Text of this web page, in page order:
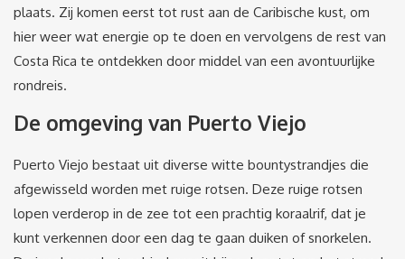
plaats. Zij komen eerst tot rust aan de Caribische kust, om
hier weer wat energie op te doen en vervolgens de rest van
Costa Rica te ontdekken door middel van een avontuurlijke
rondreis.
De omgeving van Puerto Viejo
Puerto Viejo bestaat uit diverse witte bountystrandjes die
afgewisseld worden met ruige rotsen. Deze ruige rotsen
lopen verderop in de zee tot een prachtig koraalrif, dat je
kunt verkennen door een dag te gaan duiken of snorkelen.